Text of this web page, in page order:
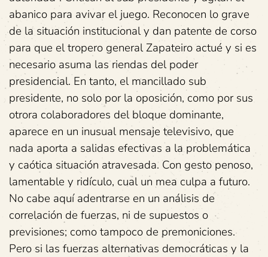
abanico para avivar el juego. Reconocen lo grave
de la situación institucional y dan patente de corso
para que el tropero general Zapateiro actué y si es
necesario asuma las riendas del poder
presidencial. En tanto, el mancillado sub
presidente, no solo por la oposición, como por sus
otrora colaboradores del bloque dominante,
aparece en un inusual mensaje televisivo, que
nada aporta a salidas efectivas a la problemática
y caótica situación atravesada. Con gesto penoso,
lamentable y ridículo, cual un mea culpa a futuro.
No cabe aquí adentrarse en un análisis de
correlación de fuerzas, ni de supuestos o
previsiones; como tampoco de premoniciones.
Pero si las fuerzas alternativas democráticas y la